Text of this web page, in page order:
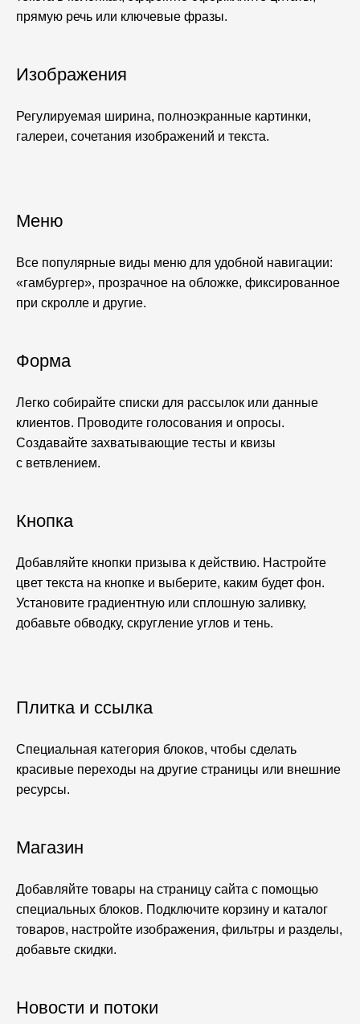
прямую речь или ключевые фразы.
Изображения
Регулируемая ширина, полноэкранные картинки,
галереи, сочетания изображений и текста.
Меню
Все популярные виды меню для удобной навигации:
«гамбургер», прозрачное на обложке, фиксированное
при скролле и другие.
Форма
Легко собирайте списки для рассылок или данные
клиентов. Проводите голосования и опросы.
Создавайте захватывающие тесты и квизы
с ветвлением.
Кнопка
Добавляйте кнопки призыва к действию. Настройте
цвет текста на кнопке и выберите, каким будет фон.
Установите градиентную или сплошную заливку,
добавьте обводку, скругление углов и тень.
Плитка и ссылка
Специальная категория блоков, чтобы сделать
красивые переходы на другие страницы или внешние
ресурсы.
Магазин
Добавляйте товары на страницу сайта с помощью
специальных блоков. Подключите корзину и каталог
товаров, настройте изображения, фильтры и разделы,
добавьте скидки.
Новости и потоки